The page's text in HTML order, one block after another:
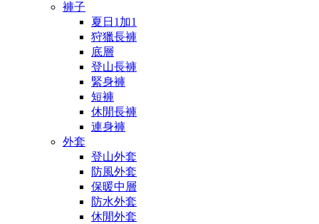
褲子
夏日1加1
狩獵長褲
底層
登山長褲
緊身褲
短褲
休閒長褲
連身褲
外套
登山外套
防風外套
保暖中層
防水外套
休閒外套